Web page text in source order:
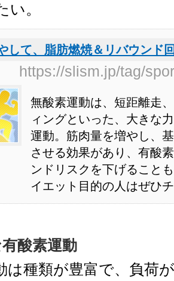
い。
して、脂肪燃焼＆リバウンド
https://slism.jp/tag/
無酸素運動は、短距離走
ィングといった、大きな
運動。筋肉量を増やし、
させる効果があり、有酸
ンドリスクを下げること
イエット目的の人はぜひ
酸素運動
は種類が豊富で、負荷